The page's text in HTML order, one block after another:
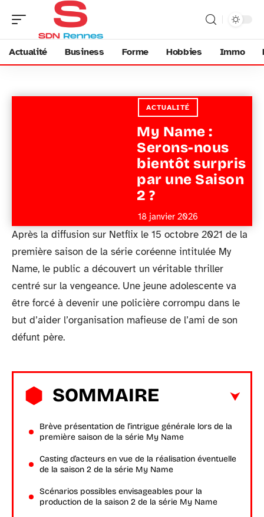
Actualité Business Forme Hobbies Immo
ACTUALITÉ
My Name :
Serons-nous
bientôt surpris
par une Saison
2 ?
18 janvier 2026
Après la diffusion sur Netflix le 15 octobre 2021 de la
première saison de la série coréenne intitulée My
Name, le public a découvert un véritable thriller
centré sur la vengeance. Une jeune adolescente va
être forcé à devenir une policière corrompu dans le
but d’aider l’organisation mafieuse de l’ami de son
défunt père.
SOMMAIRE
Brève présentation de l’intrigue générale lors de la
première saison de la série My Name
Casting d’acteurs en vue de la réalisation éventuelle
de la saison 2 de la série My Name
Scénarios possibles envisageables pour la
production de la saison 2 de la série My Name